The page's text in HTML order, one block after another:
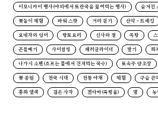
이모니카이 행사(야외에서 토란국을 끓여먹는 행사) 숨겨진
꽃놀이 체험 파워 스팟 거리 걷기 산악・트레킹
요네자와 잉어 향토요리 신사와 절 족탕
곤들매기 사이클링 패러글라이더 딸기 화
나가시 소멘(흐르는 물에서 건져먹는 국수) 토속주 양조장
꽃 공원 전국 시대 전통 야채 체험 구슬 곤
홍화 염색 검은 사자 겐다마(죽방울) 댐 농